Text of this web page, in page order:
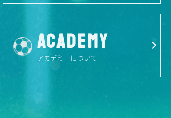
ACADEMY
アカデミーについて